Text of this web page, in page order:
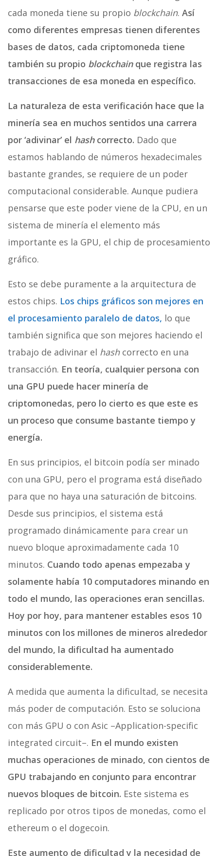
cada moneda tiene su propio blockchain. Así
como diferentes empresas tienen diferentes
bases de datos, cada criptomoneda tiene
también su propio blockchainque registra las
transacciones de esa moneda en específico.
La naturaleza de esta verificación hace que la
minería sea en muchos sentidos una carrera
por ‘adivinar’ el hash correcto. Dado que
estamos hablando de números hexadecimales
bastante grandes, se requiere de un poder
computacional considerable. Aunque pudiera
pensarse que este poder viene de la CPU, en un
sistema de minería el elemento más
importante es la GPU, el chip de procesamiento
gráfico.
Esto se debe puramente a la arquitectura de
estos chips. Los chips gráficos son mejores en
el procesamiento paralelo de datos, lo que
también significa que son mejores haciendo el
trabajo de adivinar el hash correcto en una
transacción. En teoría, cualquier persona con
una GPU puede hacer minería de
criptomonedas, pero lo cierto es que este es
un proceso que consume bastante tiempo y
energía.
En sus principios, el bitcoin podía ser minado
con una GPU, pero el programa está diseñado
para que no haya una saturación de bitcoins.
Desde sus principios, el sistema está
programado dinámicamente para crear un
nuevo bloque aproximadamente cada 10
minutos. Cuando todo apenas empezaba y
solamente había 10 computadores minando en
todo el mundo, las operaciones eran sencillas.
Hoy por hoy, para mantener estables esos 10
minutos con los millones de mineros alrededor
del mundo, la dificultad ha aumentado
considerablemente.
A medida que aumenta la dificultad, se necesita
más poder de computación. Esto se soluciona
con más GPU o con Asic –Application-specific
integrated circuit–. En el mundo existen
muchas operaciones de minado, con cientos de
GPU trabajando en conjunto para encontrar
nuevos bloques de bitcoin. Este sistema es
replicado por otros tipos de monedas, como el
ethereum o el dogecoin.
Este aumento de dificultad y la necesidad de